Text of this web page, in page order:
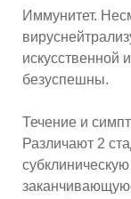
Иммунитет.
искусственной
безуспешны.
Течение и
Различают 2